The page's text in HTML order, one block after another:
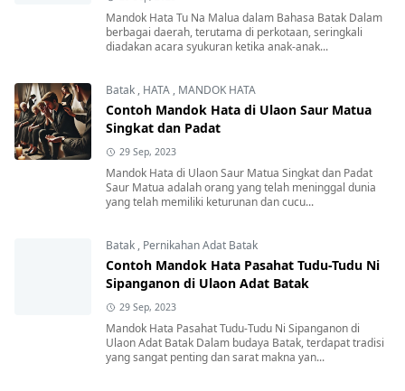
Mandok Hata Tu Na Malua dalam Bahasa Batak Dalam
berbagai daerah, terutama di perkotaan, seringkali
diadakan acara syukuran ketika anak-anak...
Batak , HATA , MANDOK HATA
Contoh Mandok Hata di Ulaon Saur Matua
Singkat dan Padat
29 Sep, 2023
Mandok Hata di Ulaon Saur Matua Singkat dan Padat
Saur Matua adalah orang yang telah meninggal dunia
yang telah memiliki keturunan dan cucu...
Batak , Pernikahan Adat Batak
Contoh Mandok Hata Pasahat Tudu-Tudu Ni
Sipanganon di Ulaon Adat Batak
29 Sep, 2023
Mandok Hata Pasahat Tudu-Tudu Ni Sipanganon di
Ulaon Adat Batak Dalam budaya Batak, terdapat tradisi
yang sangat penting dan sarat makna yan...